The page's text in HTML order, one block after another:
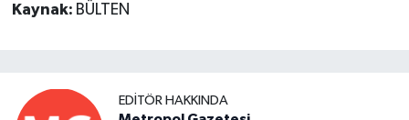
Kaynak: BÜLTEN
EDITÖR HAKKINDA